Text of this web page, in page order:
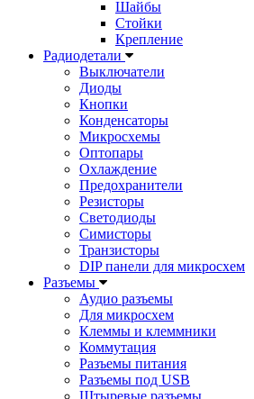
Шайбы
Стойки
Крепление
Радиодетали
Выключатели
Диоды
Кнопки
Конденсаторы
Микросхемы
Оптопары
Охлаждение
Предохранители
Резисторы
Светодиоды
Симисторы
Транзисторы
DIP панели для микросхем
Разъемы
Аудио разъемы
Для микросхем
Клеммы и клеммники
Коммутация
Разъемы питания
Разъемы под USB
Штыревые разъемы